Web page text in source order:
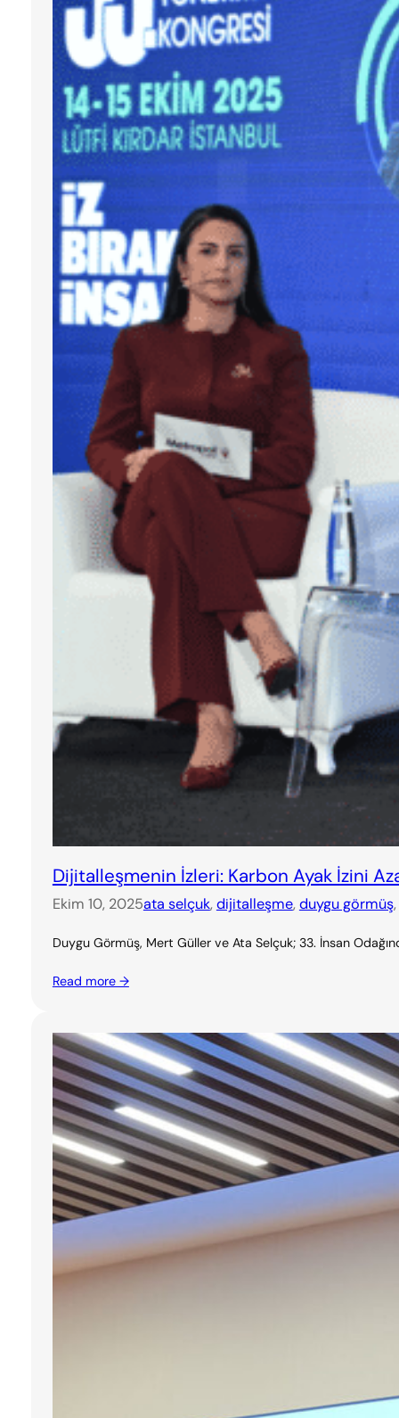
Dijitalleşmenin İzleri: Karbon Ayak İzini
Ekim 10, 2025ata selçuk, dijitalleşme, duygu görmüş,
Duygu Görmüş, Mert Güller ve Ata Selçuk; 33. İnsan
Read more →